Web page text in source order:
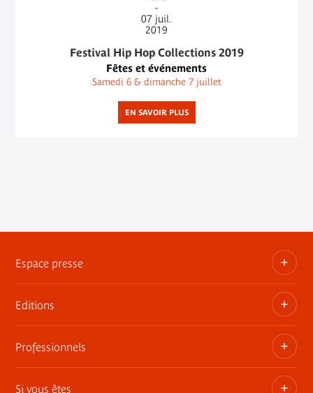
-
07 juil.
2019
Festival Hip Hop Collections 2019
Fêtes et événements
Samedi 6 & dimanche 7 juillet
EN SAVOIR PLUS
Espace presse
Dossiers, communiqués, bandes annonces
Contact presse
Editions
Les publications du musée
Professionnels
Si vous êtes